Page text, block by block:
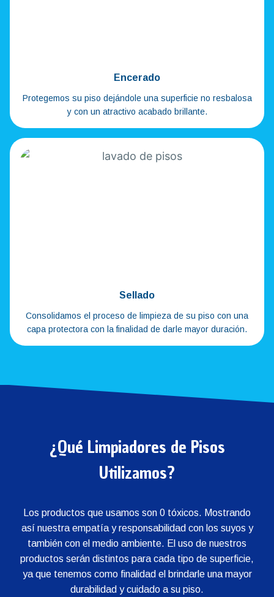
Encerado
Protegemos su piso dejándole una superficie no resbalosa
y con un atractivo acabado brillante.
Sellado
Consolidamos el proceso de limpieza de su piso con una
capa protectora con la finalidad de darle mayor duración.
¿Qué Limpiadores de Pisos
Utilizamos?
Los productos que usamos son 0 tóxicos. Mostrando
así nuestra empatía y responsabilidad con los suyos y
también con el medio ambiente. El uso de nuestros
productos serán distintos para cada tipo de superficie,
ya que tenemos como finalidad el brindarle una mayor
durabilidad y cuidado a su piso.